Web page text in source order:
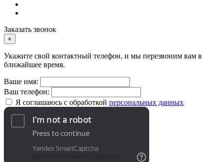
Заказать звонок
×
Укажите свой контактный телефон, и мы перезвоним вам в
ближайшее время.
Ваше имя:
Ваш телефон:
Я соглашаюсь с обработкой персональных данных